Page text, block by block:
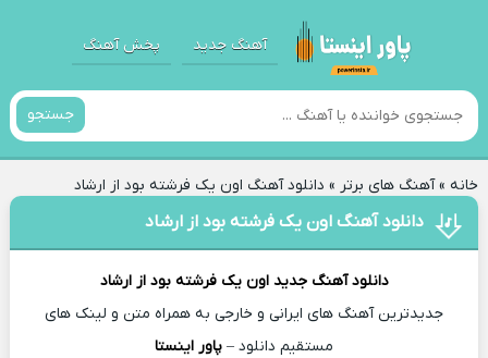
آهنگ جدید پخش آهنگ
جستجو
خانه»آهنگ های برتر » دانلود آهنگ اون یک فرشته بود از ارشاد
دانلود آهنگ اون یک فرشته بود از ارشاد
دانلود آهنگ جدید اون یک فرشته بود ازارشاد
جدیدترین آهنگ های ایرانی و خارجی به همراه متن و لینک های
مستقیم دانلود – پاور اینستا